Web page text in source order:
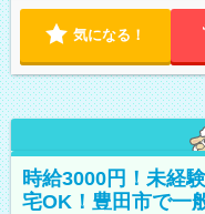
気になる！
時給3000円！未経
宅OK！豊田市で一